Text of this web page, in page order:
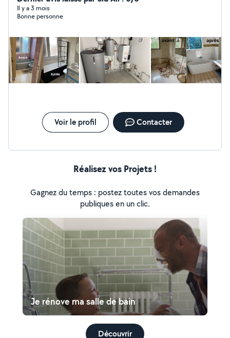
dépannage, recherche de fuite, raccordement cuivre ou
PER, etc. Travail propre, soigné et dans les règles de
pas à me contacter pour un devis ou un conseil ! À
bientôt, Othmane
Il y a 3 mois
Bonne personne
Voir le profil Contacter
Réalisez vos Projets !
Gagnez du temps : postez toutes vos demandes
publiques en un clic.
Je rénove ma salle de bain
Découvrir